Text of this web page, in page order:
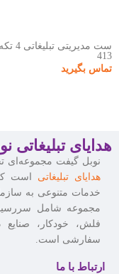
ست
413
تماس بگیرید
هدایای تبلیغاتی
نوبل گیفت مجموعه‌ای
هدایای تبلیغاتی است
خدمات متنوعی به
مجموعه شامل
فلش، خودکار،
سفارشی است.
ارتباط با ما